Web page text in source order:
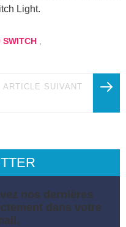
Light.
SWITCH
ARTICLE SUIVANT
nos dernières
dans votre